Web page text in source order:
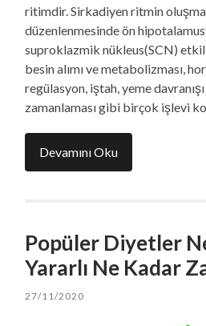
ritimdir. Sirkadiyen ritmin
düzenlenmesinde ön
suproklazmik nükleus(SCN)
besin alımı ve metabolizması,
regülasyon, iştah, yeme
zamanlaması gibi birçok işlevi
Devamını Oku
Popüler Diyetler
Yararlı Ne Kadar
27/11/2020